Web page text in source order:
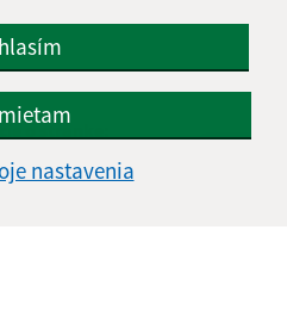
nastavenia
o stránke:
o prístupnosti